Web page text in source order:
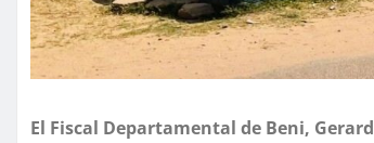
El Fiscal Departamental de Beni,